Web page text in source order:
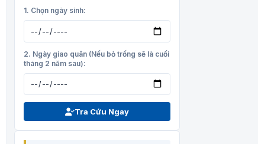
1. Chọn ngày sinh:
2. Ngày giao quân (Nếu bỏ trống sẽ là cuối
tháng 2 năm sau):
Tra Cứu Ngay